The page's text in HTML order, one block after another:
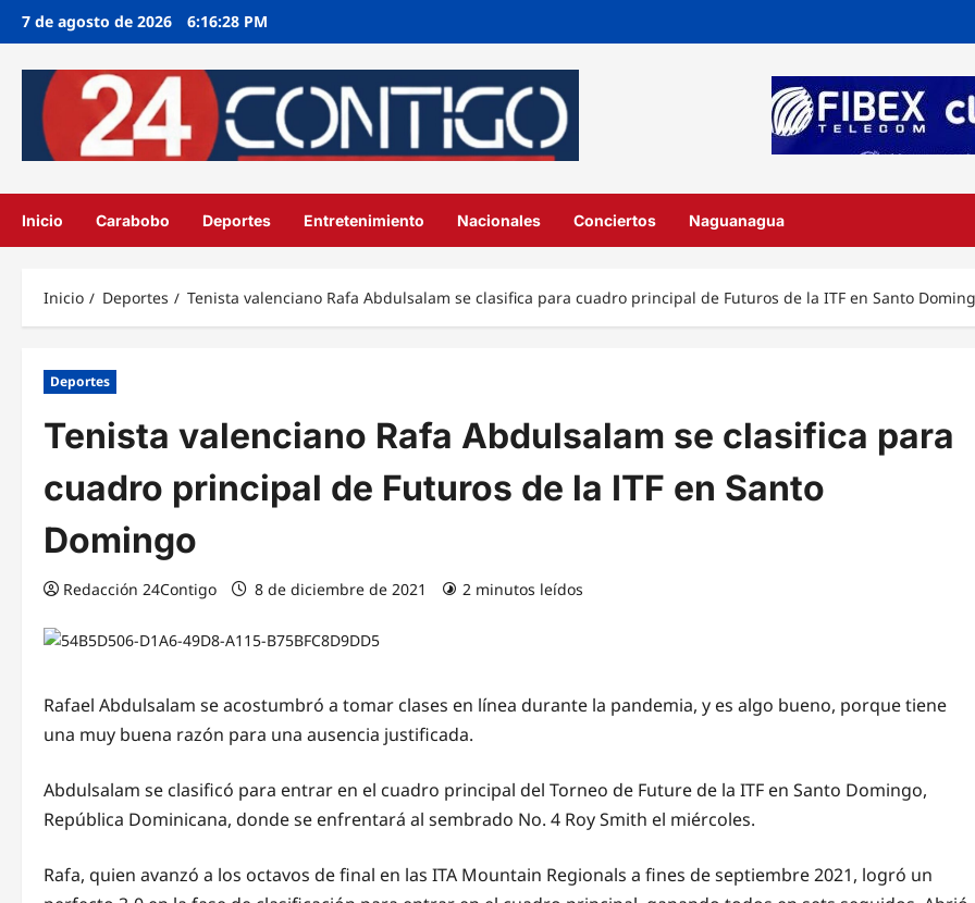
7 de agosto de 2026 6:16:29 PM
Inicio Carabobo Deportes Entretenimiento Nacionales Conciertos Naguanagua
Inicio Deportes Tenista valenciano Rafa Abdulsalam se clasifica para cuadro principal de Futuros de la ITF en Santo
Deportes
Tenista valenciano Rafa Abdulsalam se clasifica para
cuadro principal de Futuros de la ITF en Santo
Domingo
Redacción 24Contigo 8 de diciembre de 2021 2 minutos leídos
Rafael Abdulsalam se acostumbró a tomar clases en línea durante la pandemia, y es algo bueno, porque tiene
una muy buena razón para una ausencia justificada.
Abdulsalam se clasificó para entrar en el cuadro principal del Torneo de Future de la ITF en Santo Domingo,
República Dominicana, donde se enfrentará al sembrado No. 4 Roy Smith el miércoles.
Rafa, quien avanzó a los octavos de final en las ITA Mountain Regionals a fines de septiembre 2021, logró un